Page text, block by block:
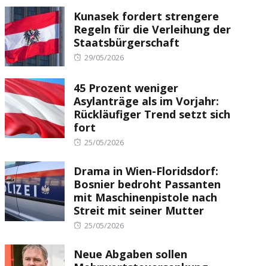
Kunasek fordert strengere
Regeln für die Verleihung der
Staatsbürgerschaft
Posted
29/05/2026
45 Prozent weniger
Asylanträge als im Vorjahr:
Rückläufiger Trend setzt sich
fort
Posted
25/05/2026
Drama in Wien-Floridsdorf:
Bosnier bedroht Passanten
mit Maschinenpistole nach
Streit mit seiner Mutter
Posted
25/05/2026
Neue Abgaben sollen